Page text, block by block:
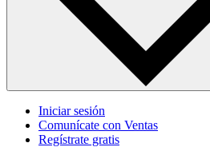
Iniciar sesión
Comunícate con Ventas
Regístrate gratis